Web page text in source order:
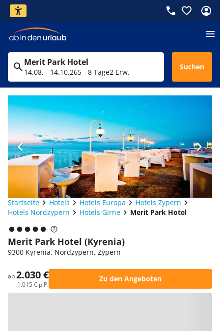
Merit Park Hotel
14.08. - 14.10.265 - 8 Tage2 Erw.
Suchen
Startseite Hotels Hotels Europa
Hotels Zypern
Hotels Nordzypern
Hotels Girne Merit Park Hotel
Merit Park Hotel (Kyrenia)
9300 Kyrenia, Nordzypern, Zypern
ab2.030 €
1.015 € p.P.
Zu den Angeboten